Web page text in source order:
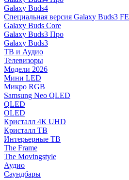
Galaxy Buds4
Специальная версия Galaxy Buds3 FE
Galaxy Buds Core
Galaxy Buds3 Про
Galaxy Buds3
ТВ и Аудио
Телевизоры
Модели 2026
Мини LED
Микро RGB
Samsung Neo QLED
QLED
OLED
Кристалл 4К UHD
Кристалл ТВ
Интерьерные ТВ
The Frame
The Movingstyle
Аудио
Саундбары